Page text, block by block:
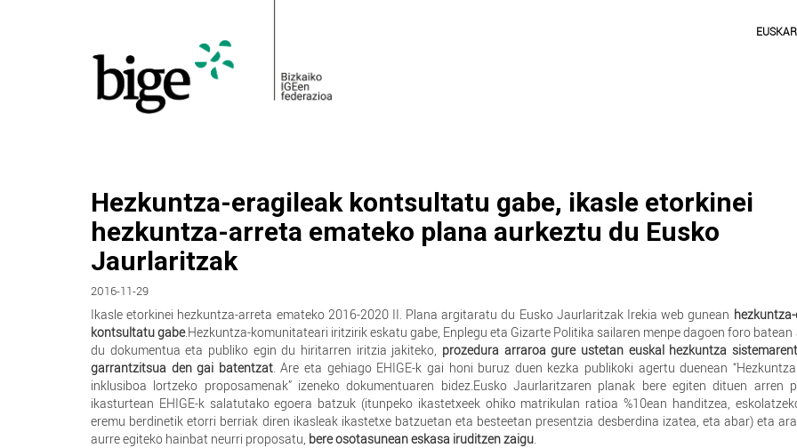
Hezkuntza-eragileak kontsultatu gabe, ikasle etorkinei
hezkuntza-arreta emateko plana aurkeztu du Eusko
Jaurlaritzak
2016-11-29
Ikasle etorkinei hezkuntza-arreta emateko 2016-2020 II. Plana argitaratu du Eusko Jaurlaritzak Irekia web gunean
kontsultatu gabe.Hezkuntza-komunitateari iritzirik eskatu gabe, Enplegu eta Gizarte Politika sailaren menpe dagoen foro
du dokumentua eta publiko egin du hiritarren iritzia jakiteko, prozedura arraroa gure ustetan euskal hezkuntza
garrantzitsua den gai batentzat. Are eta gehiago EHIGE-k gai honi buruz duen kezka publikoki agertu duenean
inklusiboa lortzeko proposamenak” izeneko dokumentuaren bidez.Eusko Jaurlaritzaren planak bere egiten dituen arren
ikasturtean EHIGE-k salatutako egoera batzuk (itunpeko ikastetxeek ohiko matrikulan ratioa %10ean handitzea,
eremu berdinetik etorri berriak diren ikasleak ikastetxe batzuetan eta besteetan presentzia desberdina izatea, eta abar) eta
aurre egiteko hainbat neurri proposatu, bere osotasunean eskasa iruditzen zaigu.